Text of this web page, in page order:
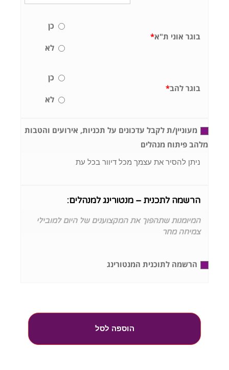
*בוגר אוני ת"א
כן
לא
*בוגר להב
כן
לא
מעוניין/ת לקבל עדכונים על תכניות, אירועים והטבות
מלהב פיתוח מנהלים
ניתן להסיר את עצמך מכל דיוור בכל עת
הרשמה לתכנית – מנטורינג למנהלים:
המיומנות שתהפוך את המקצוענים של היום למובילי
צמיחה מחר
הרשמה לתוכנית המנטורינג
הוספה לסל